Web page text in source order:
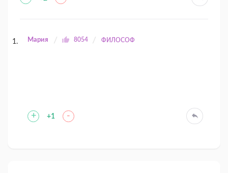
Мария 8054 ФИЛОСОФ
+ +1 -